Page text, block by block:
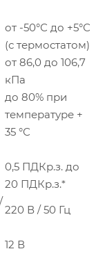
от -50°С до +5°С
(с термостатом)
от 86,0 до 106,7
кПа
до 80% при
температуре +
35 °С
0,5 ПДКр.з. до
20 ПДКр.з.*
220 В / 50 Гц
12 В